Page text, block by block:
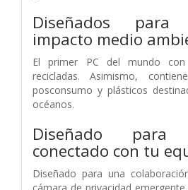
Diseñados
impacto medio
El primer PC del mundo
recicladas. Asimismo,
posconsumo y plásticos
océanos.
Diseñado para
conectado con tu
Diseñado para una
cámara de privacidad